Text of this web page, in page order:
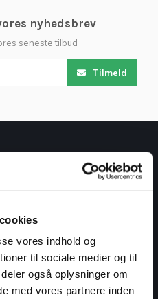
vores indhold og
til sociale medier og til
også oplysninger om
med vores partnere inden
nyhedsbrev
seneste tilbud
Tilmeld
cykelforretning. Vi har et stort
udstyr og reservedele.
kvalitet til skarpe priser.